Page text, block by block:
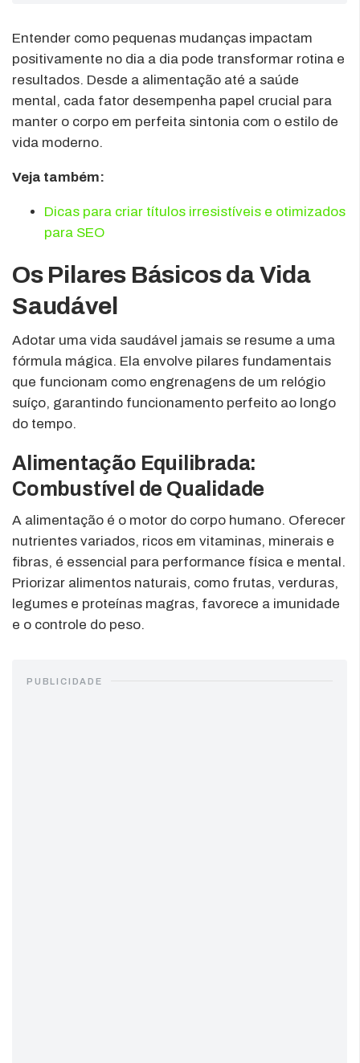
Entender como pequenas mudanças impactam
positivamente no dia a dia pode transformar rotina e
resultados. Desde a alimentação até a saúde
mental, cada fator desempenha papel crucial para
manter o corpo em perfeita sintonia com o estilo de
vida moderno.
Veja também:
Dicas para criar títulos irresistíveis e otimizados
para SEO
Os Pilares Básicos da Vida
Saudável
Adotar uma vida saudável jamais se resume a uma
fórmula mágica. Ela envolve pilares fundamentais
que funcionam como engrenagens de um relógio
suíço, garantindo funcionamento perfeito ao longo
do tempo.
Alimentação Equilibrada:
Combustível de Qualidade
A alimentação é o motor do corpo humano. Oferecer
nutrientes variados, ricos em vitaminas, minerais e
fibras, é essencial para performance física e mental.
Priorizar alimentos naturais, como frutas, verduras,
legumes e proteínas magras, favorece a imunidade
e o controle do peso.
PUBLICIDADE